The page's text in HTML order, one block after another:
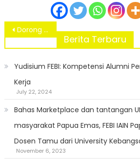
Post
navigation
Dorong Perlindungan Sosial Bagi Tenaga Kerja : Prodi Ekonomi Syariah FEBI IAIN Fattahul Muluk Papua dan BPJS Ketenagakerjaan Gelar Sosialisasi Ketenagakerjaan di Kampung Koya Koso, Abepura, Jayapura.
Berita Terbaru
Yudisium FEBI: Kompetensi Alumni
Kerja
July 22, 2024
Bahas Marketplace dan tantangan
masyarakat Papua Emas, FEBI IAIN
Dosen Tamu dari University
November 6, 2023